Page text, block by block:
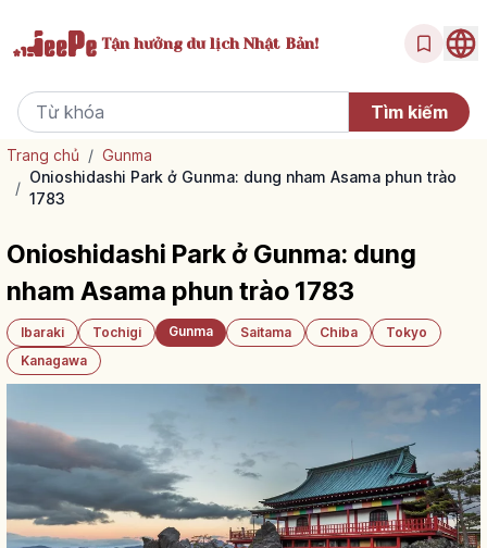
Tận hưởngdu lịch Nhật Bản!
Trang chủ / Gunma
/
Onioshidashi Park ở Gunma: dung nham Asama phun trào
1783
Onioshidashi Park ở Gunma: dung
nham Asama phun trào 1783
Ibaraki Tochigi Gunma Saitama Chiba
Tokyo
Kanagawa